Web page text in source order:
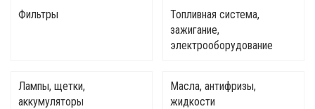
Фильтры
Топливная система,
зажигание,
электрооборудование
Лампы, щетки,
аккумуляторы
Масла, антифризы,
жидкости